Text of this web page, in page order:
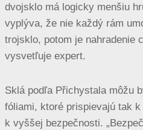
dvojsklo má logicky menšiu
vyplýva, že nie každý rám
trojsklo, potom je nahradenie
vysvetľuje expert.
Sklá podľa Přichystala môžu
fóliami, ktoré prispievajú tak
k vyššej bezpečnosti.